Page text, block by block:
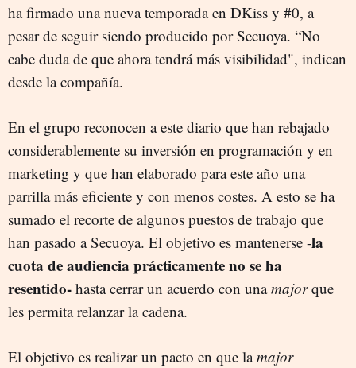
ha firmado una nueva temporada en DKiss y #0, a
pesar de seguir siendo producido por Secuoya. “No
cabe duda de que ahora tendrá más visibilidad", indican
desde la compañía.
En el grupo reconocen a este diario que han rebajado
considerablemente su inversión en programación y en
marketing y que han elaborado para este año una
parrilla más eficiente y con menos costes. A esto se ha
sumado el recorte de algunos puestos de trabajo que
han pasado a Secuoya. El objetivo es mantenerse -la
cuota de audiencia prácticamente no se ha
resentido- hasta cerrar un acuerdo con unamajorque
les permita relanzar la cadena.
El objetivo es realizar un pacto en que lamajor